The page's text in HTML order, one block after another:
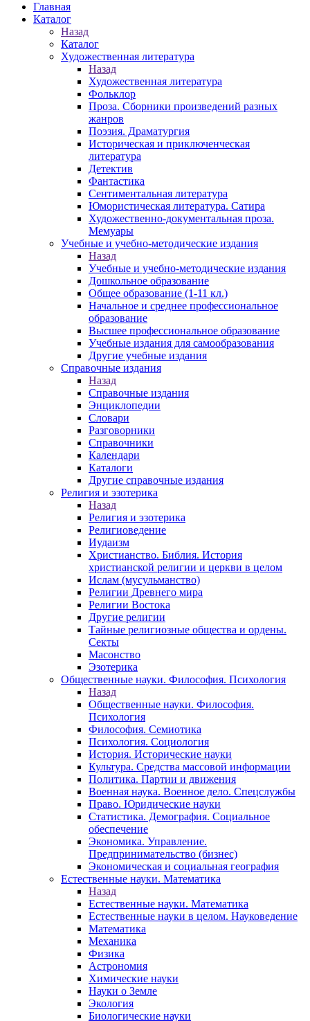
Главная
Каталог
Назад
Каталог
Художественная литература
Назад
Художественная литература
Фольклор
Проза. Сборники произведений разных
жанров
Поэзия. Драматургия
Историческая и приключенческая
литература
Детектив
Фантастика
Сентиментальная литература
Юмористическая литература. Сатира
Художественно-документальная проза.
Мемуары
Учебные и учебно-методические издания
Назад
Учебные и учебно-методические издания
Дошкольное образование
Общее образование (1-11 кл.)
Начальное и среднее профессиональное
образование
Высшее профессиональное образование
Учебные издания для самообразования
Другие учебные издания
Справочные издания
Назад
Справочные издания
Энциклопедии
Словари
Разговорники
Справочники
Календари
Каталоги
Другие справочные издания
Религия и эзотерика
Назад
Религия и эзотерика
Религиоведение
Иудаизм
Христианство. Библия. История
христианской религии и церкви в целом
Ислам (мусульманство)
Религии Древнего мира
Религии Востока
Другие религии
Тайные религиозные общества и ордены.
Секты
Масонство
Эзотерика
Общественные науки. Философия. Психология
Назад
Общественные науки. Философия.
Психология
Философия. Семиотика
Психология. Социология
История. Исторические науки
Культура. Средства массовой информации
Политика. Партии и движения
Военная наука. Военное дело. Спецслужбы
Право. Юридические науки
Статистика. Демография. Социальное
обеспечение
Экономика. Управление.
Предпринимательство (бизнес)
Экономическая и социальная география
Естественные науки. Математика
Назад
Естественные науки. Математика
Естественные науки в целом. Науковедение
Математика
Механика
Физика
Астрономия
Химические науки
Науки о Земле
Экология
Биологические науки